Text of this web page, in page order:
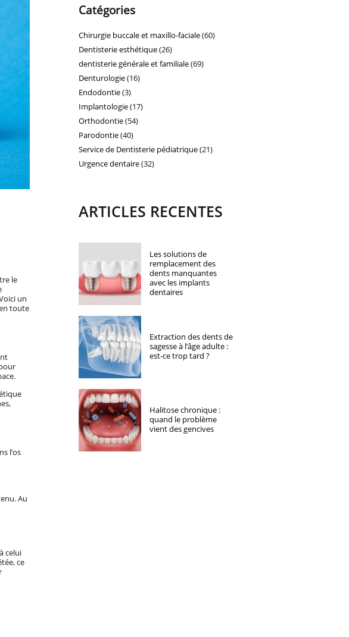
le
un
toute
l’os
Au
celui
ce
Catégories
Chirurgie buccale et maxillo-faciale(60)
Dentisterie esthétique(26)
dentisterie générale et familiale(69)
Denturologie(16)
Endodontie(3)
Implantologie(17)
Orthodontie(54)
Parodontie(40)
Service de Dentisterie pédiatrique(21)
Urgence dentaire(32)
ARTICLES RECENTES
Les solutions de
remplacement des
dents manquantes
avec les implants
dentaires
Extraction des dents de
sagesse à l’âge adulte :
est-ce trop tard ?
Halitose chronique :
quand le problème
vient des gencives